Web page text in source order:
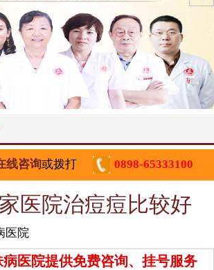
线咨询或拨打 0898-65333100
医院治痘痘比较好
医院
医院提供免费咨询、挂号服务